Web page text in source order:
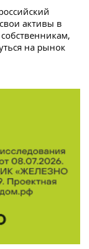
активы в
на рынок